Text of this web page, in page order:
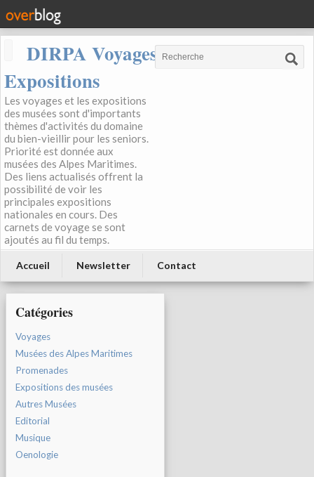
DIRPA Voyages, Musées,
Expositions
Les voyages et les expositions
des musées sont d'importants
thèmes d'activités du domaine
du bien-vieillir pour les seniors.
Priorité est donnée aux
musées des Alpes Maritimes.
Des liens actualisés offrent la
possibilité de voir les
principales expositions
nationales en cours. Des
carnets de voyage se sont
ajoutés au fil du temps.
Accueil Newsletter Contact
Catégories
Voyages
Musées des Alpes Maritimes
Promenades
Expositions des musées
Autres Musées
Editorial
Musique
Oenologie